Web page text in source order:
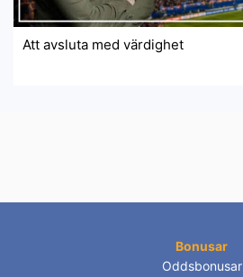
Att avsluta med värdighet
Bonusar
Oddsbonusar